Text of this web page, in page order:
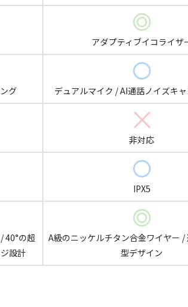
アダプティブイコライザ
グ デュアルマイク / AI通話ノイズキ
非対応
IPX5
40°の超
設計
A級のニッケルチタン合金ワイヤー /
型デザイン